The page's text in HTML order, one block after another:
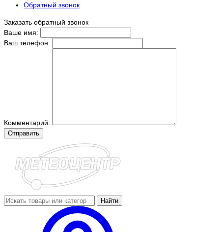
Обратный звонок
Заказать обратный звонок
Ваше имя:
Ваш телефон:
Комментарий:
Отправить
Найти